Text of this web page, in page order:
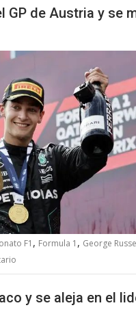
GP de Austria y se
F1 , Formula 1 , George
y se aleja en el